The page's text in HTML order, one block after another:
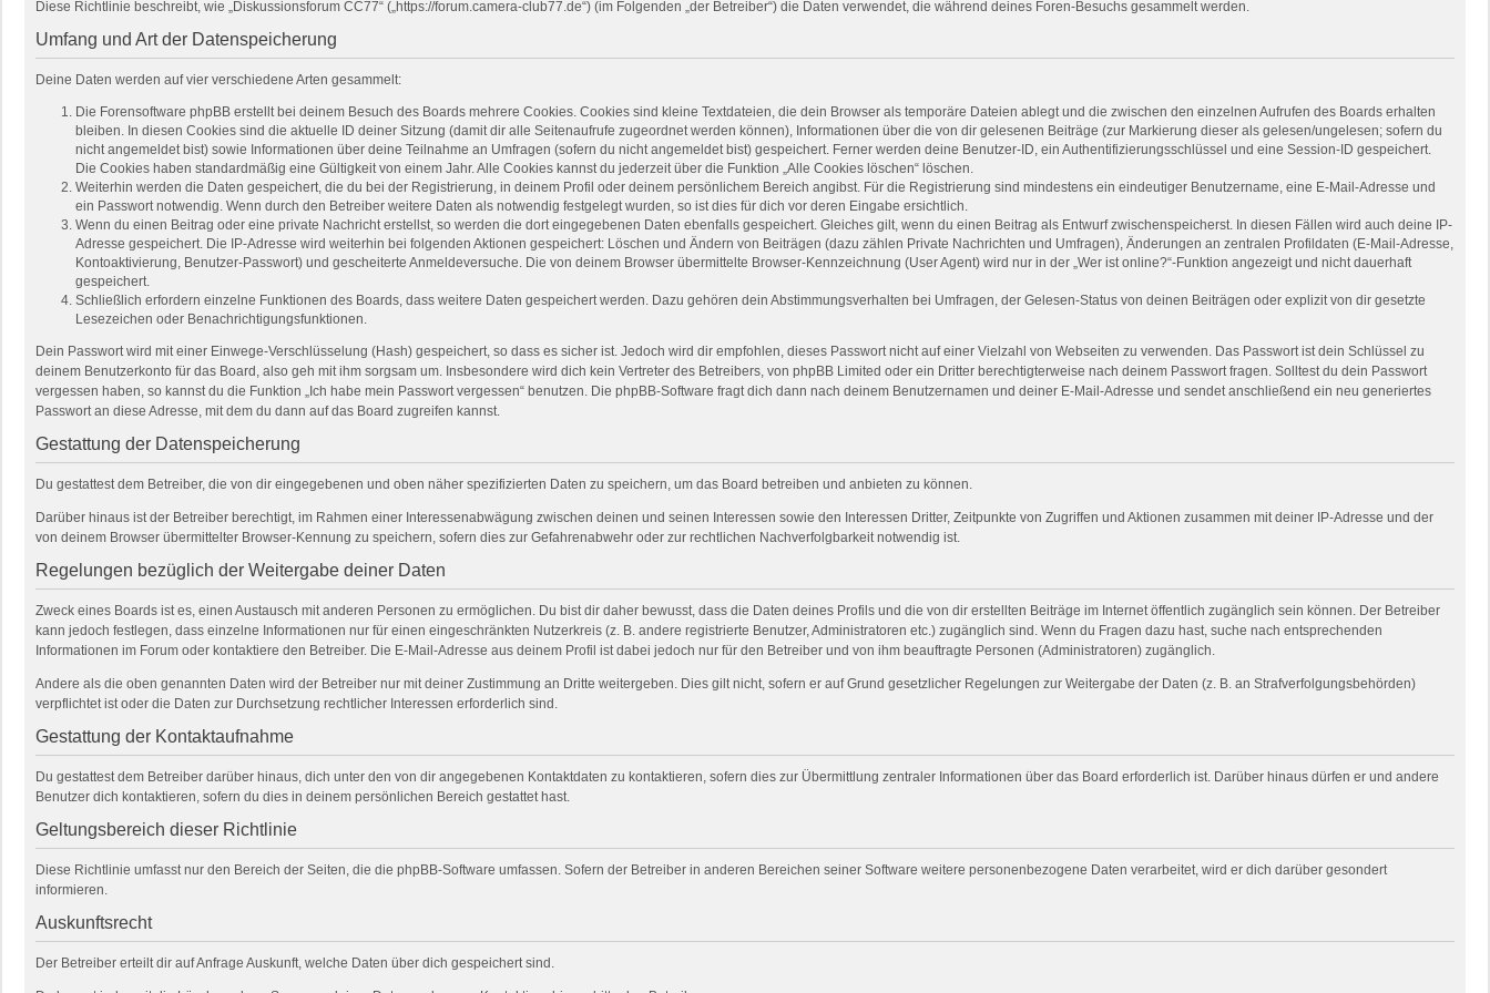
Diese Richtlinie beschreibt, wie „Diskussionsforum CC77“ („https://forum.camera-club77.de“) (im Folgenden „der Betreiber“) die Daten verwendet, die während deines Foren-Besuchs gesammelt werden.
Umfang und Art der Datenspeicherung
Deine Daten werden auf vier verschiedene Arten gesammelt:
Die Forensoftware phpBB erstellt bei deinem Besuch des Boards mehrere Cookies. Cookies sind kleine Textdateien, die dein Browser als temporäre Dateien ablegt und die zwischen den einzelnen Aufrufen des Boards erhalten
bleiben. In diesen Cookies sind die aktuelle ID deiner Sitzung (damit dir alle Seitenaufrufe zugeordnet werden können), Informationen über die von dir gelesenen Beiträge (zur Markierung dieser als gelesen/ungelesen; sofern du
nicht angemeldet bist) sowie Informationen über deine Teilnahme an Umfragen (sofern du nicht angemeldet bist) gespeichert. Ferner werden deine Benutzer-ID, ein Authentifizierungsschlüssel und eine Session-ID gespeichert.
Die Cookies haben standardmäßig eine Gültigkeit von einem Jahr. Alle Cookies kannst du jederzeit über die Funktion „Alle Cookies löschen“ löschen.
Weiterhin werden die Daten gespeichert, die du bei der Registrierung, in deinem Profil oder deinem persönlichem Bereich angibst. Für die Registrierung sind mindestens ein eindeutiger Benutzername, eine E-Mail-Adresse und
ein Passwort notwendig. Wenn durch den Betreiber weitere Daten als notwendig festgelegt wurden, so ist dies für dich vor deren Eingabe ersichtlich.
Wenn du einen Beitrag oder eine private Nachricht erstellst, so werden die dort eingegebenen Daten ebenfalls gespeichert. Gleiches gilt, wenn du einen Beitrag als Entwurf zwischenspeicherst. In diesen Fällen wird auch deine IP-
Adresse gespeichert. Die IP-Adresse wird weiterhin bei folgenden Aktionen gespeichert: Löschen und Ändern von Beiträgen (dazu zählen Private Nachrichten und Umfragen), Änderungen an zentralen Profildaten (E-Mail-Adresse,
Kontoaktivierung, Benutzer-Passwort) und gescheiterte Anmeldeversuche. Die von deinem Browser übermittelte Browser-Kennzeichnung (User Agent) wird nur in der „Wer ist online?“-Funktion angezeigt und nicht dauerhaft
gespeichert.
Schließlich erfordern einzelne Funktionen des Boards, dass weitere Daten gespeichert werden. Dazu gehören dein Abstimmungsverhalten bei Umfragen, der Gelesen-Status von deinen Beiträgen oder explizit von dir gesetzte
Lesezeichen oder Benachrichtigungsfunktionen.
Dein Passwort wird mit einer Einwege-Verschlüsselung (Hash) gespeichert, so dass es sicher ist. Jedoch wird dir empfohlen, dieses Passwort nicht auf einer Vielzahl von Webseiten zu verwenden. Das Passwort ist dein Schlüssel zu
deinem Benutzerkonto für das Board, also geh mit ihm sorgsam um. Insbesondere wird dich kein Vertreter des Betreibers, von phpBB Limited oder ein Dritter berechtigterweise nach deinem Passwort fragen. Solltest du dein Passwort
vergessen haben, so kannst du die Funktion „Ich habe mein Passwort vergessen“ benutzen. Die phpBB-Software fragt dich dann nach deinem Benutzernamen und deiner E-Mail-Adresse und sendet anschließend ein neu generiertes
Passwort an diese Adresse, mit dem du dann auf das Board zugreifen kannst.
Gestattung der Datenspeicherung
Du gestattest dem Betreiber, die von dir eingegebenen und oben näher spezifizierten Daten zu speichern, um das Board betreiben und anbieten zu können.
Darüber hinaus ist der Betreiber berechtigt, im Rahmen einer Interessenabwägung zwischen deinen und seinen Interessen sowie den Interessen Dritter, Zeitpunkte von Zugriffen und Aktionen zusammen mit deiner IP-Adresse und der
von deinem Browser übermittelter Browser-Kennung zu speichern, sofern dies zur Gefahrenabwehr oder zur rechtlichen Nachverfolgbarkeit notwendig ist.
Regelungen bezüglich der Weitergabe deiner Daten
Zweck eines Boards ist es, einen Austausch mit anderen Personen zu ermöglichen. Du bist dir daher bewusst, dass die Daten deines Profils und die von dir erstellten Beiträge im Internet öffentlich zugänglich sein können. Der Betreiber
kann jedoch festlegen, dass einzelne Informationen nur für einen eingeschränkten Nutzerkreis (z. B. andere registrierte Benutzer, Administratoren etc.) zugänglich sind. Wenn du Fragen dazu hast, suche nach entsprechenden
Informationen im Forum oder kontaktiere den Betreiber. Die E-Mail-Adresse aus deinem Profil ist dabei jedoch nur für den Betreiber und von ihm beauftragte Personen (Administratoren) zugänglich.
Andere als die oben genannten Daten wird der Betreiber nur mit deiner Zustimmung an Dritte weitergeben. Dies gilt nicht, sofern er auf Grund gesetzlicher Regelungen zur Weitergabe der Daten (z. B. an Strafverfolgungsbehörden)
verpflichtet ist oder die Daten zur Durchsetzung rechtlicher Interessen erforderlich sind.
Gestattung der Kontaktaufnahme
Du gestattest dem Betreiber darüber hinaus, dich unter den von dir angegebenen Kontaktdaten zu kontaktieren, sofern dies zur Übermittlung zentraler Informationen über das Board erforderlich ist. Darüber hinaus dürfen er und andere
Benutzer dich kontaktieren, sofern du dies in deinem persönlichen Bereich gestattet hast.
Geltungsbereich dieser Richtlinie
Diese Richtlinie umfasst nur den Bereich der Seiten, die die phpBB-Software umfassen. Sofern der Betreiber in anderen Bereichen seiner Software weitere personenbezogene Daten verarbeitet, wird er dich darüber gesondert
informieren.
Auskunftsrecht
Der Betreiber erteilt dir auf Anfrage Auskunft, welche Daten über dich gespeichert sind.